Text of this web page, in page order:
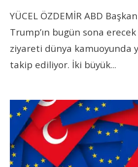
YÜCEL ÖZDEMİR ABD
Trump’ın bugün sona erecek
ziyareti dünya kamuoyunda
takip ediliyor. İki büyük...